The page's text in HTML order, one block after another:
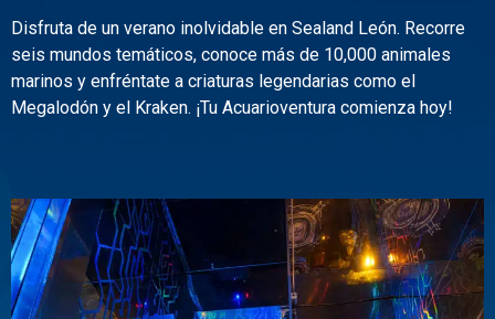
Disfruta de un verano inolvidable en Sealand León. Recorre
seis mundos temáticos, conoce más de 10,000 animales
marinos y enfréntate a criaturas legendarias como el
Megalodón y el Kraken. ¡Tu Acuarioventura comienza hoy!